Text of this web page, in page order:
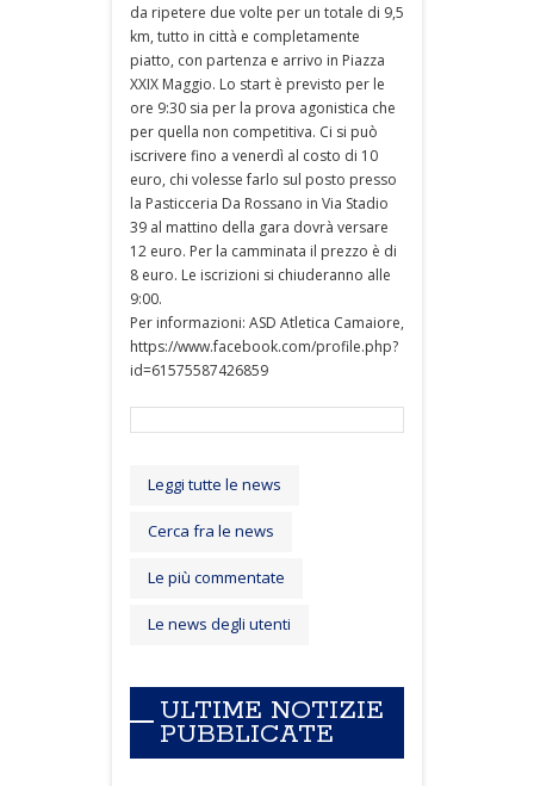
da ripetere due volte per un totale di 9,5
km, tutto in città e completamente
piatto, con partenza e arrivo in Piazza
XXIX Maggio. Lo start è previsto per le
ore 9:30 sia per la prova agonistica che
per quella non competitiva. Ci si può
iscrivere fino a venerdì al costo di 10
euro, chi volesse farlo sul posto presso
la Pasticceria Da Rossano in Via Stadio
39 al mattino della gara dovrà versare
12 euro. Per la camminata il prezzo è di
8 euro. Le iscrizioni si chiuderanno alle
9:00.
Per informazioni: ASD Atletica Camaiore,
https://www.facebook.com/profile.php?
id=61575587426859
Leggi tutte le news
Cerca fra le news
Le più commentate
Le news degli utenti
ULTIME NOTIZIE
PUBBLICATE